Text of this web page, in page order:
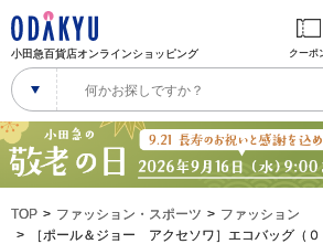
小田急百貨店オンラインショッピング クーポ
TOP ファッション・スポーツ
ファッション
［ポール＆ジョー アクセソワ］エコバッグ（０